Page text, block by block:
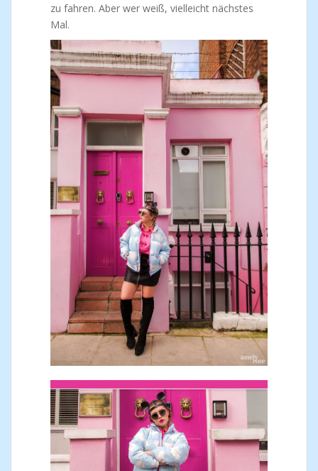
zu fahren. Aber wer weiß, vielleicht nächstes
Mal.